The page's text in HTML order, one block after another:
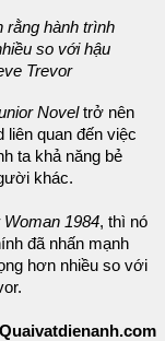
rằng hành trình
so với hậu
Trevor
Noveltrở nên
quan đến việc
ta khả năng bẻ
khác.
Woman 1984, thì nó
đã nhấn mạnh
hơn nhiều so với